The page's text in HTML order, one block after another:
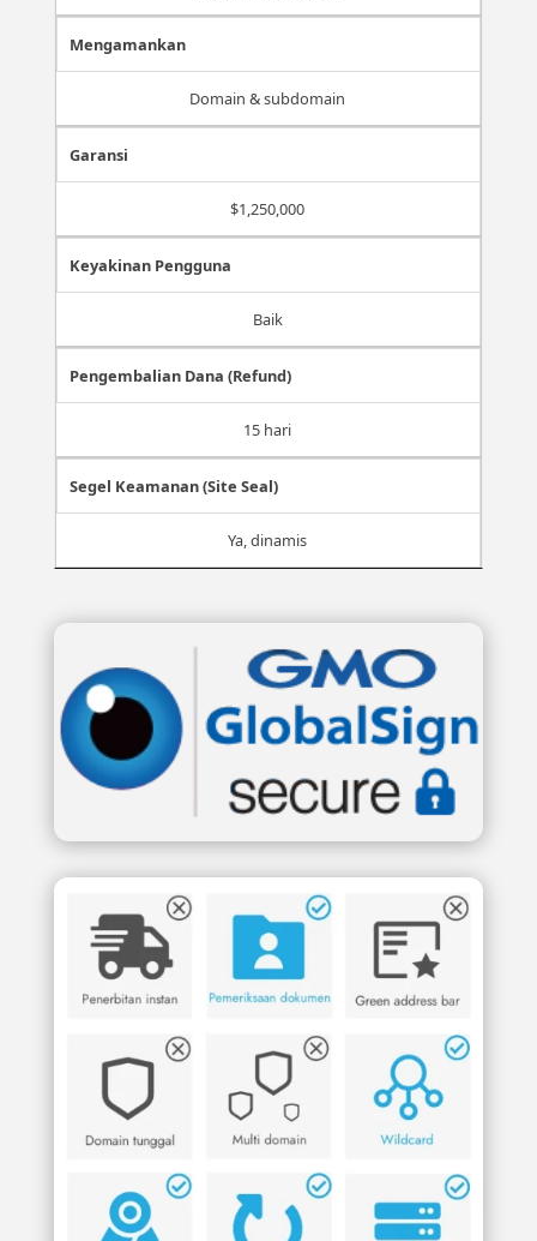
Mengamankan
Domain & subdomain
Garansi
$1,250,000
Keyakinan Pengguna
Baik
Pengembalian Dana (Refund)
15 hari
Segel Keamanan (Site Seal)
Ya, dinamis